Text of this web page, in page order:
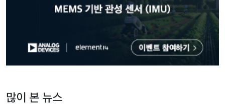
많이 본 뉴스